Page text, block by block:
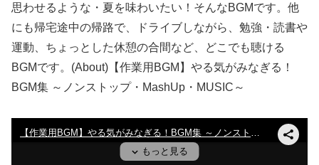
思わせるような・夏を味わいたい！そんなBGMです。他
にも帰宅途中の帰路で、ドライブしながら、勉強・読書や
運動、ちょっとした休憩の合間など、どこでも聴ける
BGMです。(About)【作業用BGM】やる気がみなぎる！
BGM集 ～ノンストップ・MashUp・MUSIC～